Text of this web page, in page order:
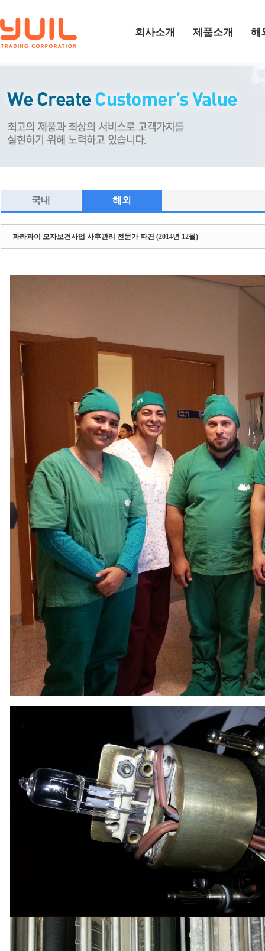
회사소개 제품소개 해
국내 해외
파라과이 모자보건사업 사후관리 전문가 파견 (2014년 12월)
Sketchbook5, 스케치북5
Sketchbook5, 스케치북5